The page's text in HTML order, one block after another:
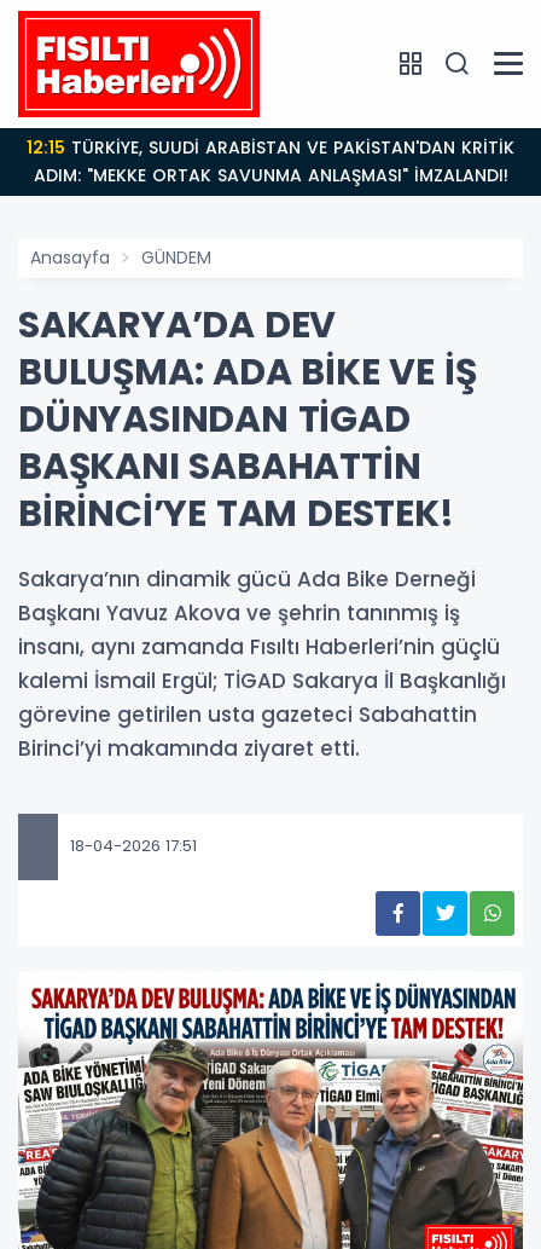
12:15
ADIM: "MEKKE ORTAK SAVUNMA ANLAŞMASI" İMZALANDI!
Anasayfa GÜNDEM
SAKARYA’DA DEV
BULUŞMA: ADA BİKE VE İŞ
DÜNYASINDAN TİGAD
BAŞKANI SABAHATTİN
BİRİNCİ’YE TAM DESTEK!
Sakarya’nın dinamik gücü Ada Bike Derneği
Başkanı Yavuz Akova ve şehrin tanınmış iş
insanı, aynı zamanda Fısıltı Haberleri’nin güçlü
kalemi İsmail Ergül; TİGAD Sakarya İl Başkanlığı
görevine getirilen usta gazeteci Sabahattin
Birinci’yi makamında ziyaret etti.
18-04-2026 17:51